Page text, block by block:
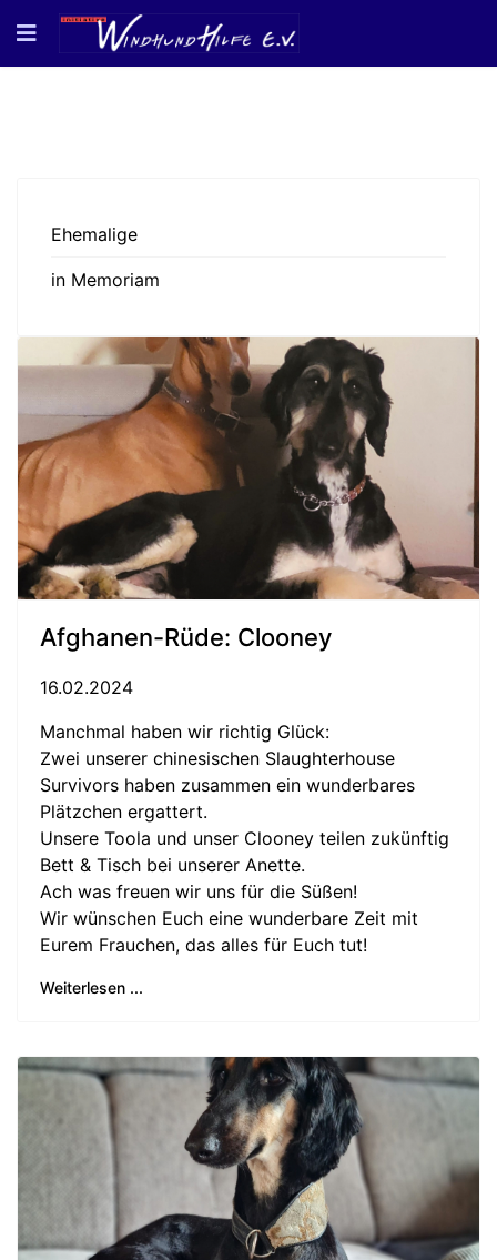
Ehemalige
in Memoriam
Afghanen-Rüde: Clooney
16.02.2024
Manchmal haben wir richtig Glück:
Zwei unserer chinesischen Slaughterhouse
Survivors haben zusammen ein wunderbares
Plätzchen ergattert.
Unsere Toola und unser Clooney teilen zukünftig
Bett & Tisch bei unserer Anette.
Ach was freuen wir uns für die Süßen!
Wir wünschen Euch eine wunderbare Zeit mit
Eurem Frauchen, das alles für Euch tut!
Weiterlesen ...